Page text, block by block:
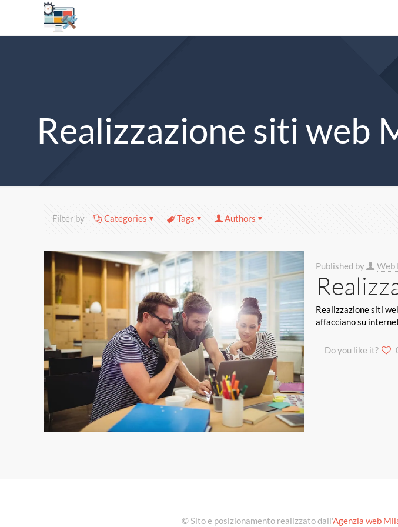
Realizzazione siti web
Filter by Categories Tags Authors
Published by Web
Realizzazione siti
affacciano su
Do you like it?
© Sito e posizionamento realizzato dall'Agenzia web